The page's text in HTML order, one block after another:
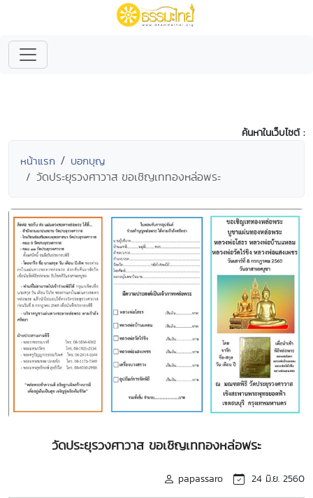
ค้นหาในเว็บไซต์ :
หน้าแรก บอกบุญ
วัดประยุรวงศาวาส ขอเชิญเททองหล่อพระ
วัดประยุรวงศาวาส ขอเชิญเททองหล่อพระ
papassaro 24 มิ.ย. 2560